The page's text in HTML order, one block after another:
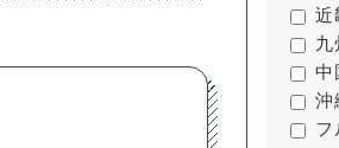
近
九
中
沖
フ